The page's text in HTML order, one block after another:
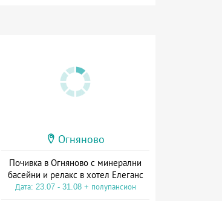
Огняново
Почивка в Огняново с минерални
басейни и релакс в хотел Елеганс
Дата: 23.07 - 31.08 + полупансион